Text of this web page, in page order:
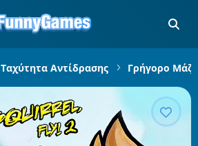
Ταχύτητα Αντίδρασης Γρήγορο